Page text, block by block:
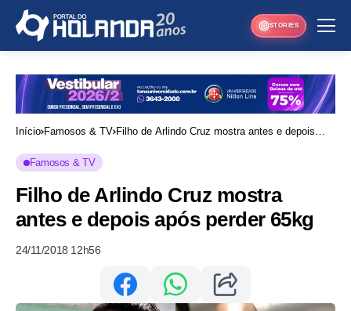
STORIES
Início Famosos & TV Filho de Arlindo Cruz mostra antes e depois
Famosos & TV
Filho de Arlindo Cruz mostra
antes e depois após perder 65kg
24/11/2018 12h56